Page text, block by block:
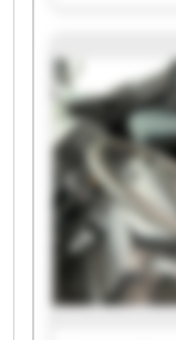
Consultancy
Shine
Padraig
Consultancy
Shine
Padraig Shine
Consultancy
Shine